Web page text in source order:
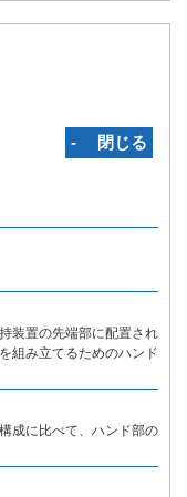
‐ 閉じる
装置の先端部に配置され
組み立てるためのハンド
成に比べて、ハンド部の